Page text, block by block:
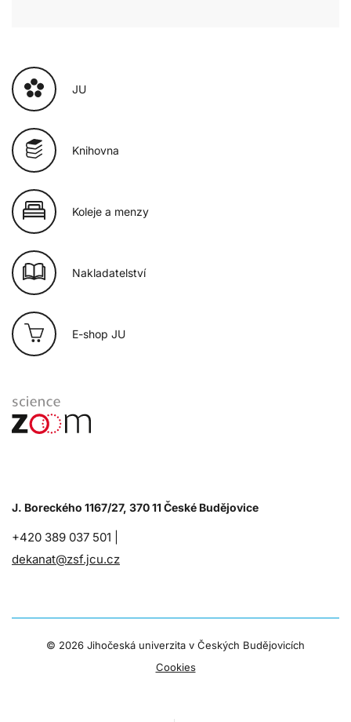
JU
Knihovna
Koleje a menzy
Nakladatelství
E-shop JU
J. Boreckého 1167/27, 370 11 České Budějovice
+420 389 037 501 |
dekanat@zsf.jcu.cz
© 2026 Jihočeská univerzita v Českých Budějovicích
Cookies